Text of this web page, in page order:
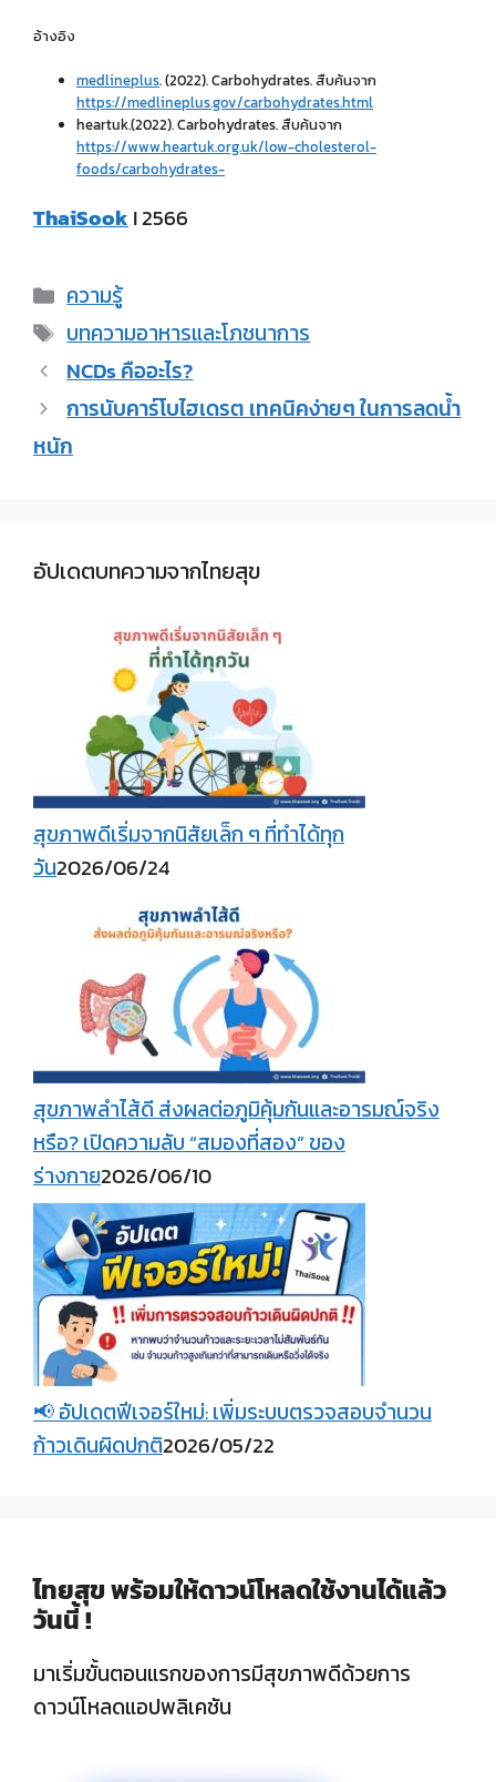
อ้างอิง
medlineplus. (2022). Carbohydrates. สืบค้นจาก
https://medlineplus.gov/carbohydrates.html
heartuk.(2022). Carbohydrates. สืบค้นจาก
https://www.heartuk.org.uk/low-cholesterol-
foods/carbohydrates-
ThaiSookI 2566
ความรู้
บทความอาหารและโภชนาการ
NCDs คืออะไร?
การนับคาร์โบไฮเดรต เทคนิคง่ายๆ ในการลดน้ำ
หนัก
อัปเดตบทความจากไทยสุข
สุขภาพดีเริ่มจากนิสัยเล็ก ๆ ที่ทำได้ทุก
วัน2026/06/24
สุขภาพลำไส้ดี ส่งผลต่อภูมิคุ้มกันและอารมณ์จริง
หรือ? เปิดความลับ “สมองที่สอง” ของ
ร่างกาย2026/06/10
📢 อัปเดตฟีเจอร์ใหม่: เพิ่มระบบตรวจสอบจำนวน
ก้าวเดินผิดปกติ2026/05/22
ไทยสุข พร้อมให้ดาวน์โหลดใช้งานได้แล้ว
วันนี้ !
มาเริ่มขั้นตอนแรกของการมีสุขภาพดีด้วยการ
ดาวน์โหลดแอปพลิเคชัน